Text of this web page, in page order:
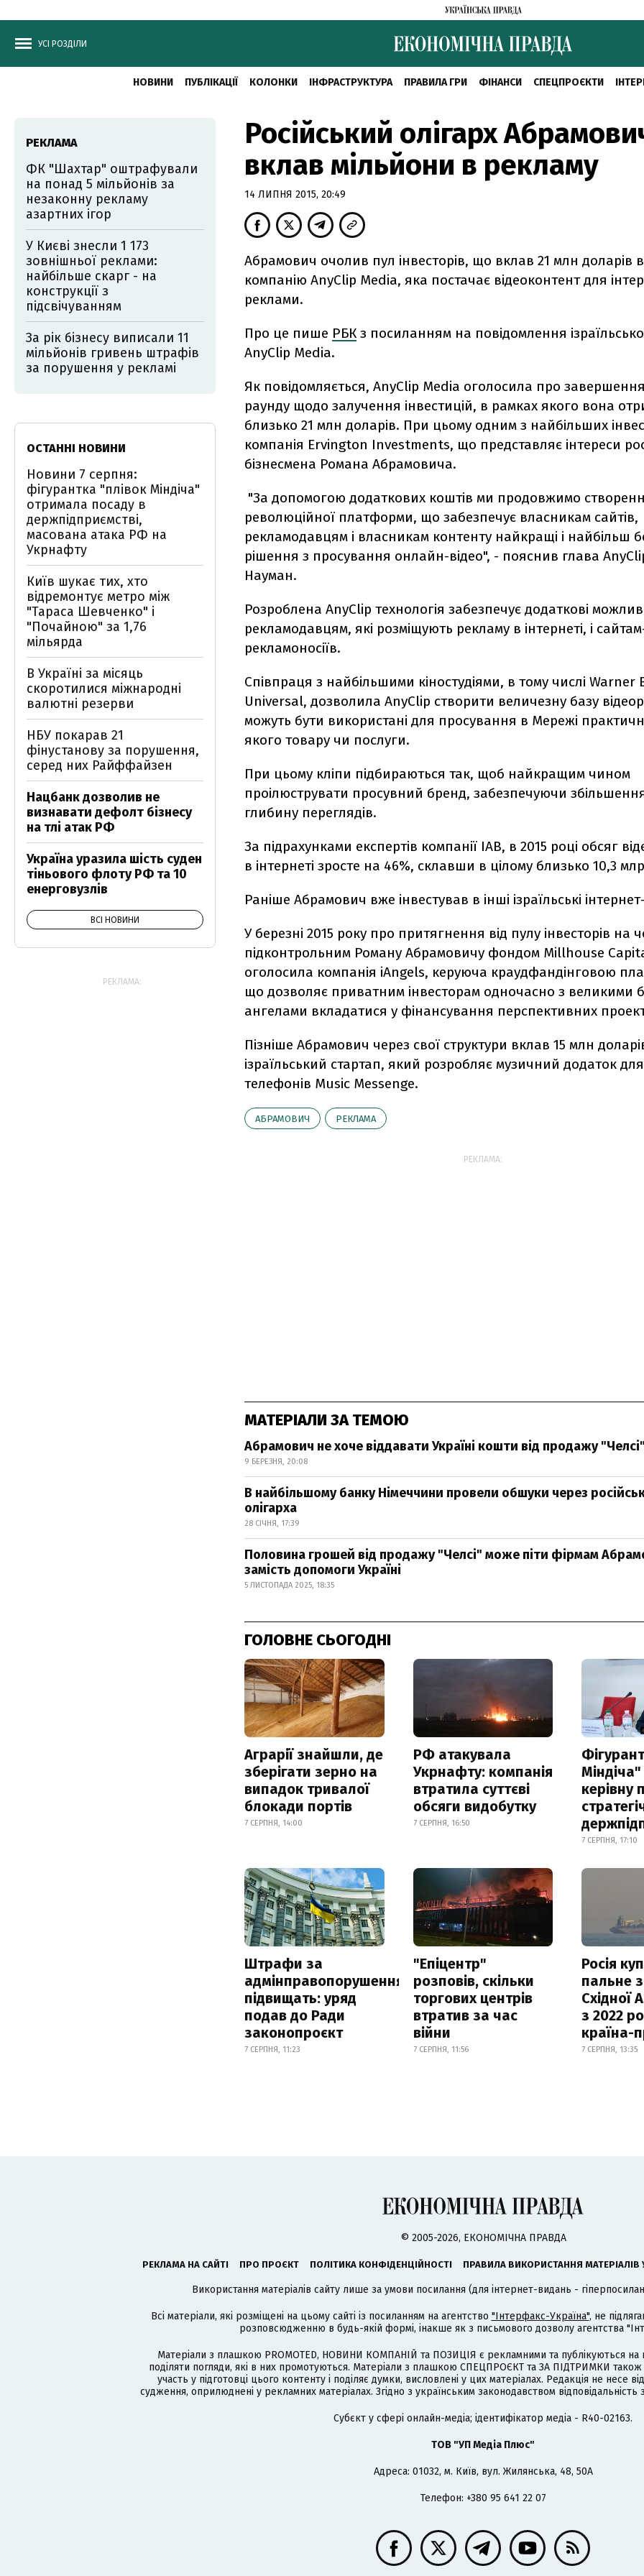
УСІ РОЗДІЛИ
НОВИНИ ПУБЛІКАЦІЇ КОЛОНКИ ІНФРАСТРУКТУРА ПРАВИЛА ГРИ ФІНАНСИ СПЕЦПРОЄКТИ
Російський олігарх
вклав мільйони в рекламу
14 ЛИПНЯ 2015, 20:49
Абрамович очолив пул інвесторів, що вклав 21 млн доларів в
компанію AnyClip Media, яка постачає відеоконтент для
реклами.
Про це пише РБК з посиланням на повідомлення
AnyClip Media.
Як повідомляється, AnyClip Media оголосила про
раунду щодо залучення інвестицій, в рамках якого вона
близько 21 млн доларів. При цьому одним з найбільших
компанія Ervington Investments, що представляє інтереси
бізнесмена Романа Абрамовича.
"За допомогою додаткових коштів ми продовжимо
революційної платформи, що забезпечує власникам сайтів,
рекламодавцям і власникам контенту найкращі і найбільш
рішення з просування онлайн-відео", - пояснив глава
Науман.
Розроблена AnyClip технологія забезпечує додаткові
рекламодавцям, які розміщують рекламу в інтернеті, і
рекламоносіїв.
Співпраця з найбільшими кіностудіями, в тому числі Warner
Universal, дозволила AnyClip створити величезну базу
можуть бути використані для просування в Мережі
якого товару чи послуги.
При цьому кліпи підбираються так, щоб найкращим чином
проілюструвати просувний бренд, забезпечуючи
глибину переглядів.
За підрахунками експертів компанії IAB, в 2015 році обсяг
в інтернеті зросте на 46%, склавши в цілому близько 10,3
Раніше Абрамович вже інвестував в інші ізраїльські
У березні 2015 року про притягнення від пулу інвесторів на
підконтрольним Роману Абрамовичу фондом Millhouse
оголосила компанія iAngels, керуюча краудфандінговою
що дозволяє приватним інвесторам одночасно з великими
ангелами вкладатися у фінансування перспективних
Пізніше Абрамович через свої структури вклав 15 млн
ізраїльський стартап, який розробляє музичний додаток
телефонів Music Messenge.
АБРАМОВИЧ РЕКЛАМА
РЕКЛАМА:
МАТЕРІАЛИ ЗА ТЕМОЮ
Абрамович не хоче віддавати Україні кошти від продажу "Челсі"
9 БЕРЕЗНЯ, 20:08
В найбільшому банку Німеччини провели обшуки через
олігарха
28 СІЧНЯ, 17:39
Половина грошей від продажу "Челсі" може піти фірмам
замість допомоги Україні
5 ЛИСТОПАДА 2025, 18:35
ГОЛОВНЕ СЬОГОДНІ
Аграрії знайшли, де
зберігати зерно на
випадок тривалої
блокади портів
7 СЕРПНЯ, 14:00
РФ атакувала
Укрнафту: компанія
втратила суттєві
обсяги видобутку
7 СЕРПНЯ, 16:50
керівну
7 СЕРПНЯ, 17:10
Штрафи за
адмінправопорушення
підвищать: уряд
подав до Ради
законопроєкт
7 СЕРПНЯ, 11:23
"Епіцентр"
розповів, скільки
торгових центрів
втратив за час
війни
7 СЕРПНЯ, 11:56
Росія
пальне
Східної
з 2022
країна-
7 СЕРПНЯ, 13:35
РЕКЛАМА
ФК "Шахтар" оштрафували
на понад 5 мільйонів за
незаконну рекламу
азартних ігор
У Києві знесли 1 173
зовнішньої реклами:
найбільше скарг - на
конструкції з
підсвічуванням
За рік бізнесу виписали 11
мільйонів гривень штрафів
за порушення у рекламі
ОСТАННІ НОВИНИ
Новини 7 серпня:
фігурантка "плівок Міндіча"
отримала посаду в
держпідприємстві,
масована атака РФ на
Укрнафту
Київ шукає тих, хто
відремонтує метро між
"Тараса Шевченко" і
"Почайною" за 1,76
мільярда
В Україні за місяць
скоротилися міжнародні
валютні резерви
НБУ покарав 21
фінустанову за порушення,
серед них Райффайзен
Нацбанк дозволив не
визнавати дефолт бізнесу
на тлі атак РФ
Україна уразила шість суден
тіньового флоту РФ та 10
енерговузлів
ВСІ НОВИНИ
РЕКЛАМА:
© 2005-2026, ЕКОНОМІЧНА ПРАВДА
РЕКЛАМА НА САЙТІ ПРО ПРОЄКТ ПОЛІТИКА КОНФІДЕНЦІЙНОСТІ ПРАВИЛА ВИКОРИСТАННЯ МАТЕРІАЛІВ
Використання матеріалів сайту лише за умови посилання (для інтернет-видань -
Всі матеріали, які розміщені на цьому сайті із посиланням на агентство "Інтерфакс-Україна", не
розповсюдженню в будь-якій формі, інакше як з письмового дозволу агентства
Матеріали з плашкою PROMOTED, НОВИНИ КОМПАНІЙ та ПОЗИЦІЯ є рекламними та публікуються на
поділяти погляди, які в них промотуються. Матеріали з плашкою СПЕЦПРОЄКТ та ЗА ПІДТРИМКИ
участь у підготовці цього контенту і поділяє думки, висловлені у цих матеріалах. Редакція не несе
судження, оприлюднені у рекламних матеріалах. Згідно з українським законодавством
Cубєкт у сфері онлайн-медіа; ідентифікатор медіа - R40-02163.
ТОВ "УП Медіа Плюс"
Адреса: 01032, м. Київ, вул. Жилянська, 48, 50А
Телефон: +380 95 641 22 07